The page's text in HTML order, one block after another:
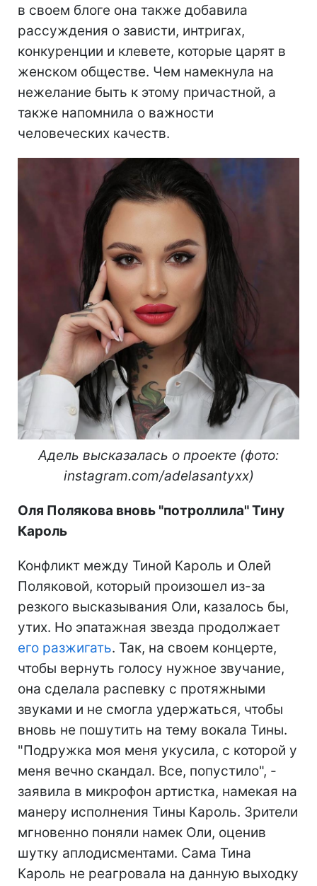
в своем блоге она также добавила
рассуждения о зависти, интригах,
конкуренции и клевете, которые царят в
женском обществе. Чем намекнула на
нежелание быть к этому причастной, а
также напомнила о важности
человеческих качеств.
Адель высказалась о проекте (фото:
instagram.com/adelasantyxx)
Оля Полякова вновь "потроллила" Тину
Кароль
Конфликт между Тиной Кароль и Олей
Поляковой, который произошел из-за
резкого высказывания Оли, казалось бы,
утих. Но эпатажная звезда продолжает
его разжигать. Так, на своем концерте,
чтобы вернуть голосу нужное звучание,
она сделала распевку с протяжными
звуками и не смогла удержаться, чтобы
вновь не пошутить на тему вокала Тины.
"Подружка моя меня укусила, с которой у
меня вечно скандал. Все, попустило", -
заявила в микрофон артистка, намекая на
манеру исполнения Тины Кароль. Зрители
мгновенно поняли намек Оли, оценив
шутку аплодисментами. Сама Тина
Кароль не реагровала на данную выходку